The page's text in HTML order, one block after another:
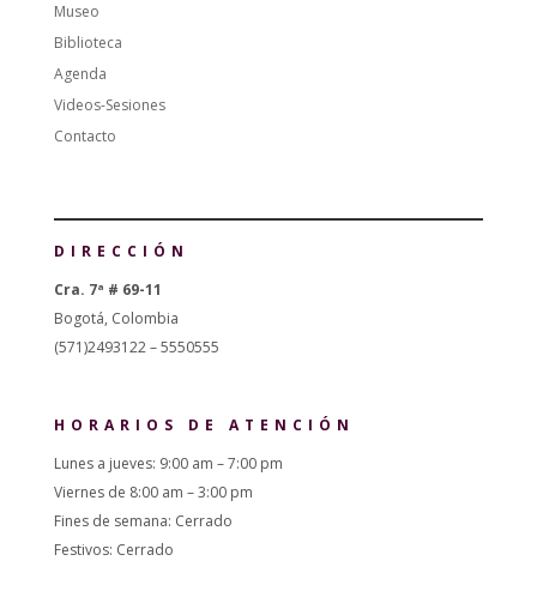
Museo
Biblioteca
Agenda
Videos-Sesiones
Contacto
DIRECCIÓN
Cra. 7ª # 69-11
Bogotá, Colombia
(571)2493122 – 5550555
HORARIOS DE ATENCIÓN
Lunes a jueves: 9:00 am – 7:00 pm
Viernes de 8:00 am – 3:00 pm
Fines de semana: Cerrado
Festivos: Cerrado